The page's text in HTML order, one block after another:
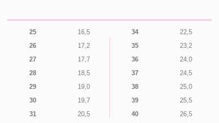
25
16,5
26
17,2
27
17,7
28
18,5
29
19,0
30
19,7
31
20,5
34
22,5
35
23,2
36
24,0
37
24,5
38
25,0
39
25,5
40
26,5